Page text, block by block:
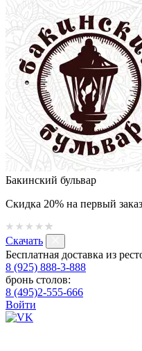
Бакинский бульвар
Скидка 20% на первый
Скачать
Бесплатная доставка из
8 (925) 888-3-888
бронь столов:
8 (495)2-555-666
Войти